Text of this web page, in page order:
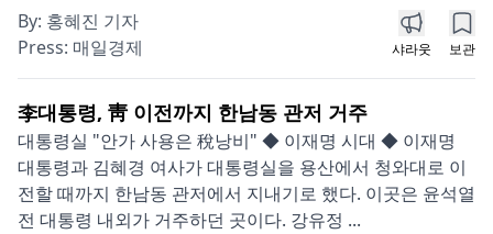
By: 홍혜진 기자
Press: 매일경제 샤라웃 보관
李대통령, 靑 이전까지 한남동 관저 거주
대통령실 "안가 사용은 稅낭비" ◆ 이재명 시대 ◆ 이재명
대통령과 김혜경 여사가 대통령실을 용산에서 청와대로 이
전할 때까지 한남동 관저에서 지내기로 했다. 이곳은 윤석열
전 대통령 내외가 거주하던 곳이다. 강유정 ...